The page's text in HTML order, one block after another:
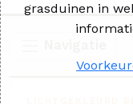
grasduinen in